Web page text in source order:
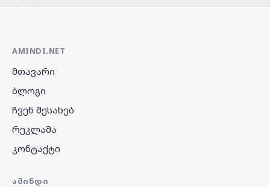
AMINDI.NET
მთავარი
ბლოგი
ჩვენ შესახებ
რეკლამა
კონტაქტი
ᲐᲛᲘᲜᲓᲘ